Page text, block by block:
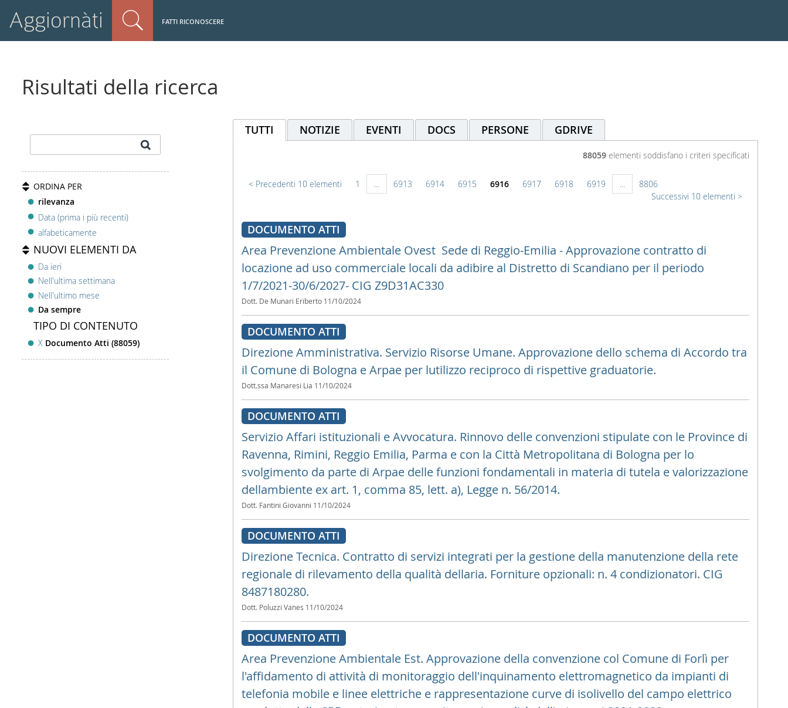
Aggiornàti FATTI RICONOSCERE
Risultati della ricerca
ORDINA PER
rilevanza
Data (prima i più recenti)
alfabeticamente
NUOVI ELEMENTI DA
Da ieri
Nell'ultima settimana
Nell'ultimo mese
Da sempre
TIPO DI CONTENUTO
X Documento Atti (88059)
TUTTI NOTIZIE EVENTI DOCS PERSONE GDRIVE
88059elementi soddisfano i criteri specificati
Precedenti 10 elementi 1 ... 6913 6914 6915 6916 6917 6918 6919 ...
8806
Successivi 10 elementi
DOCUMENTO ATTI
Area Prevenzione Ambientale Ovest  Sede di Reggio-Emilia - Approvazione contratto di
locazione ad uso commerciale locali da adibire al Distretto di Scandiano per il periodo
1/7/2021-30/6/2027- CIG Z9D31AC330
Dott. De Munari Eriberto 11/10/2024
DOCUMENTO ATTI
Direzione Amministrativa. Servizio Risorse Umane. Approvazione dello schema di Accordo tra
il Comune di Bologna e Arpae per lutilizzo reciproco di rispettive graduatorie.
Dott.ssa Manaresi Lia 11/10/2024
DOCUMENTO ATTI
Servizio Affari istituzionali e Avvocatura. Rinnovo delle convenzioni stipulate con le Province di
Ravenna, Rimini, Reggio Emilia, Parma e con la Città Metropolitana di Bologna per lo
svolgimento da parte di Arpae delle funzioni fondamentali in materia di tutela e valorizzazione
dellambiente ex art. 1, comma 85, lett. a), Legge n. 56/2014.
Dott. Fantini Giovanni 11/10/2024
DOCUMENTO ATTI
Direzione Tecnica. Contratto di servizi integrati per la gestione della manutenzione della rete
regionale di rilevamento della qualità dellaria. Forniture opzionali: n. 4 condizionatori. CIG
8487180280.
Dott. Poluzzi Vanes 11/10/2024
DOCUMENTO ATTI
Area Prevenzione Ambientale Est. Approvazione della convenzione col Comune di Forlì per
l'affidamento di attività di monitoraggio dell'inquinamento elettromagnetico da impianti di
telefonia mobile e linee elettriche e rappresentazione curve di isolivello del campo elettrico